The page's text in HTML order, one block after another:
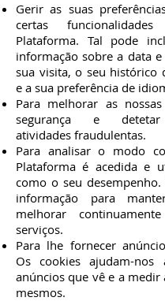
Gerir as suas
certas
Plataforma. Tal pode
informação sobre a data
sua visita, o seu histórico
e a sua preferência de
Para melhorar as
segurança e
atividades fraudulentas.
Para analisar o modo
Plataforma é acedida e
como o seu desempenho.
informação para
melhorar
serviços.
Para lhe fornecer
Os cookies ajudam-
anúncios que vê e a medir
mesmos.